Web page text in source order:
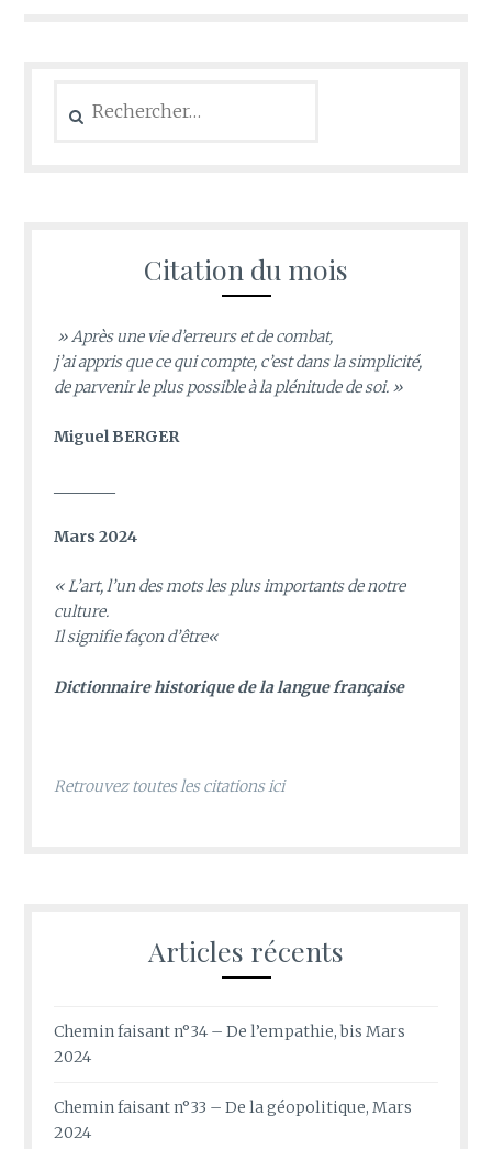
Citation du mois
» Après une vie d’erreurs et de combat,
j’ai appris que ce qui compte, c’est dans la simplicité,
de parvenir le plus possible à la plénitude de soi. »
Miguel BERGER
Mars 2024
«L’art, l’un des mots les plus importants de notre
culture.
Il signifie façon d’être«
Dictionnaire historique de la langue française
Retrouvez toutes les citations ici
Articles récents
Chemin faisant n°34 – De l’empathie, bis Mars
2024
Chemin faisant n°33 – De la géopolitique, Mars
2024